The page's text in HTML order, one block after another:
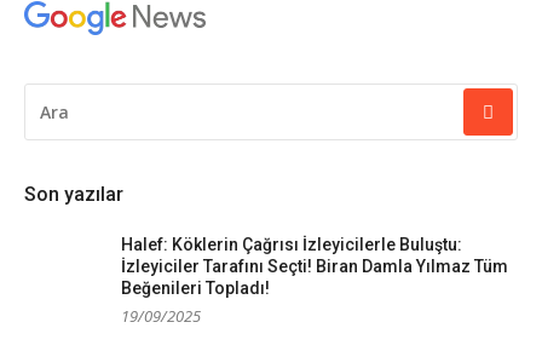
YAP:
Son yazılar
Halef: Köklerin Çağrısı İzleyicilerle Buluştu:
İzleyiciler Tarafını Seçti! Biran Damla Yılmaz Tüm
Beğenileri Topladı!
19/09/2025